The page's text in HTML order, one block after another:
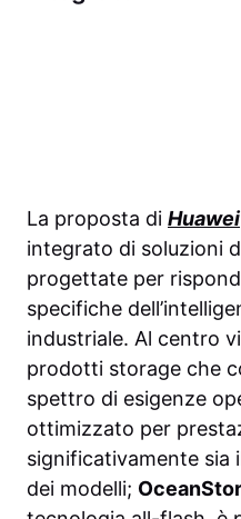
La proposta di Huawei
integrato di soluzioni
progettate per
specifiche
industriale. Al centro
prodotti storage che
spettro di esigenze
ottimizzato per
significativamente sia
dei modelli;